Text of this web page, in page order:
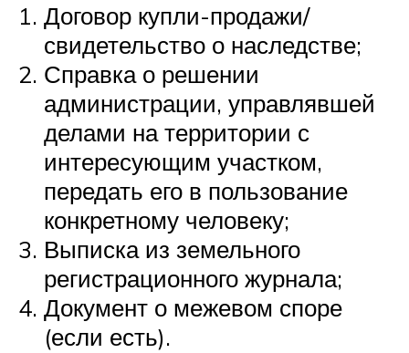
Договор купли-продажи/
свидетельство о наследстве;
Справка о решении
администрации, управлявшей
делами на территории с
интересующим участком,
передать его в пользование
конкретному человеку;
Выписка из земельного
регистрационного журнала;
Документ о межевом споре
(если есть).